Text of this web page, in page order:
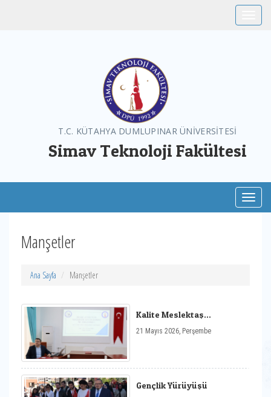
T.C. KÜTAHYA DUMLUPINAR ÜNİVERSİTESİ
Simav Teknoloji Fakültesi
Manşetler
Ana Sayfa Manşetler
Kalite Meslektaş
21 Mayıs 2026, Perşembe
Gençlik Yürüyüşü